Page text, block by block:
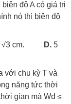
độ A có giá trị
nó thì biên độ
√3 cm. D. 5
với chu kỳ T và
năng tức thời
gian mà Wđ ≤